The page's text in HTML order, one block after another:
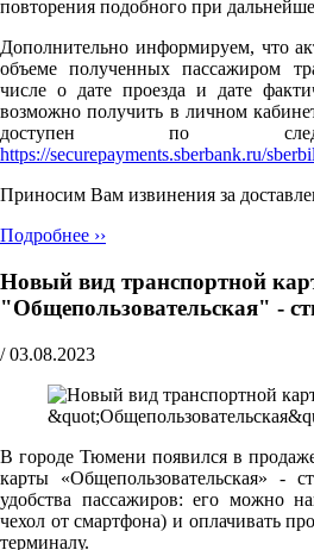
повторения подобного при
Дополнительно информируем, что
объеме полученных пассажиром
числе о дате проезда и дате
возможно получить в личном
доступен по
https://securepayments.sberbank.ru/
Приносим Вам извинения за
Подробнее ››
Новый вид транспортной
"Общепользовательская" -
/ 03.08.2023
В городе Тюмени появился в
карты «Общепользовательская» -
удобства пассажиров: его можно
чехол от смартфона) и оплачивать
терминалу.